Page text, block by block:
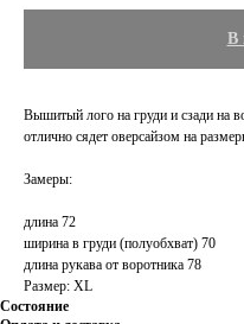
В
Вышитый лого на груди и сзади на
отлично сядет оверсайзом на
Замеры:
длина 72
ширина в груди (полуобхват) 70
длина рукава от воротника 78
Размер: XL
Состояние